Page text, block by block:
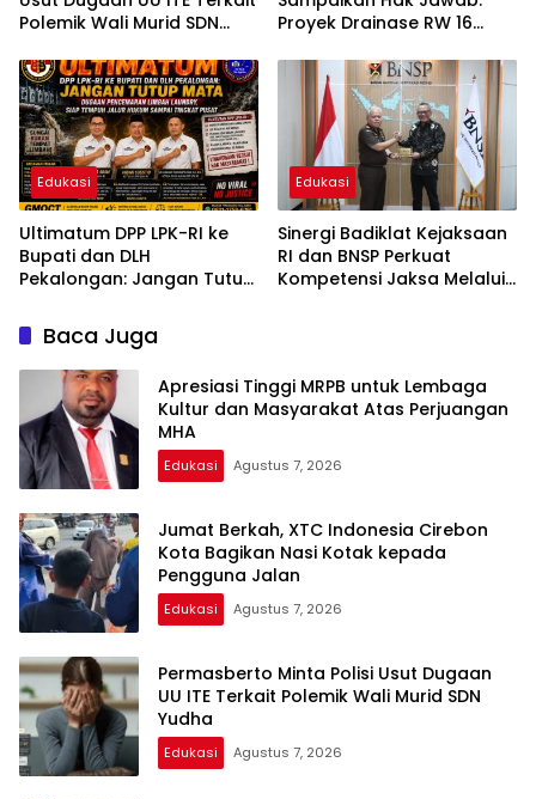
Polemik Wali Murid SDN
Proyek Drainase RW 16
Juklak
Edukasi
Ultimatum DPP LPK-RI ke
Bupati dan DLH
Pekalongan: Jangan Tutup
Limbah Laundry, Siap
Tempuh Jalur Hukum
Sampai Tingkat Pusat
Edukasi
Sinergi Badiklat Kejaksaan
RI dan BNSP Perkuat
Kompetensi Jaksa Melalui
Baca Juga
Apresiasi Tinggi MRPB untuk Lembaga
Kultur dan Masyarakat Atas Perjuangan
MHA
Edukasi Agustus 7, 2026
Jumat Berkah, XTC Indonesia Cirebon
Kota Bagikan Nasi Kotak kepada
Pengguna Jalan
Edukasi Agustus 7, 2026
Permasberto Minta Polisi Usut Dugaan
UU ITE Terkait Polemik Wali Murid SDN
Yudha
Edukasi Agustus 7, 2026